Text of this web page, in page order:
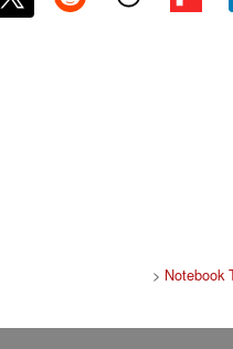
> Notebook